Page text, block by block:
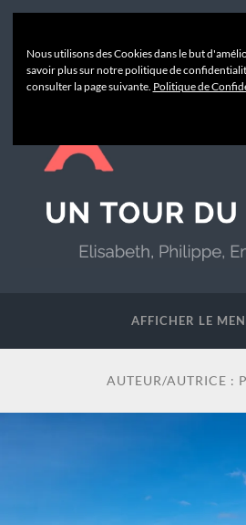
AFFICHER LE
AUTEUR/AUTRICE :
Nous utilisons des Cookies dans le but
savoir plus sur notre politique de
consulter la page suivante. Politique de